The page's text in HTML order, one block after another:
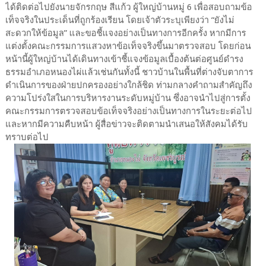
ได้ติดต่อไปยังนายจักรกฤษ สีแก้ว ผู้ใหญ่บ้านหมู่ 6 เพื่อสอบถามข้อ
เท็จจริงในประเด็นที่ถูกร้องเรียน โดยเจ้าตัวระบุเพียงว่า “ยังไม่
สะดวกให้ข้อมูล” และขอชี้แจงอย่างเป็นทางการอีกครั้ง หากมีการ
แต่งตั้งคณะกรรมการแสวงหาข้อเท็จจริงขึ้นมาตรวจสอบ โดยก่อน
หน้านี้ผู้ใหญ่บ้านได้เดินทางเข้าชี้แจงข้อมูลเบื้องต้นต่อศูนย์ดำรง
ธรรมอำเภอหนองไผ่แล้วเช่นกันทั้งนี้ ชาวบ้านในพื้นที่ต่างจับตาการ
ดำเนินการของฝ่ายปกครองอย่างใกล้ชิด ท่ามกลางคำถามสำคัญถึง
ความโปร่งใสในการบริหารงานระดับหมู่บ้าน ซึ่งอาจนำไปสู่การตั้ง
คณะกรรมการตรวจสอบข้อเท็จจริงอย่างเป็นทางการในระยะต่อไป
และหากมีความคืบหน้า ผู้สื่อข่าวจะติดตามนำเสนอให้สังคมได้รับ
ทราบต่อไป